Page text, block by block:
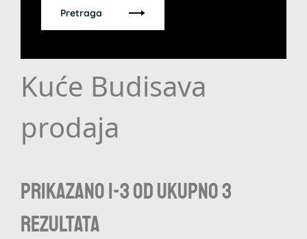
Pretraga
Kuće Budisava
prodaja
Prikazano 1-3 od ukupno 3
rezultata